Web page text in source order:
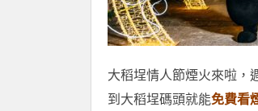
大稻埕情人節煙火來啦，
到大稻埕碼頭就能免費看